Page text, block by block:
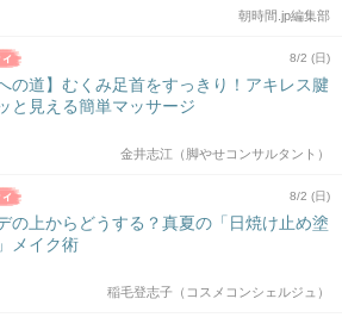
朝時間.jp編集部
8/2 (日)
の道】むくみ足首をすっきり！アキレス腱
と見える簡単マッサージ
金井志江（脚やせコンサルタント）
8/2 (日)
の上からどうする？真夏の「日焼け止め塗
メイク術
稲毛登志子（コスメコンシェルジュ）